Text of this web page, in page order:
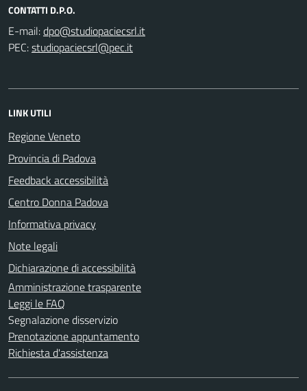
CONTATTI D.P.O.
E-mail:
PEC:
LINK UTILI
Regione Veneto
Provincia di Padova
Feedback accessibilità
Centro Donna Padova
Informativa privacy
Note legali
Dichiarazione di accessibilità
Amministrazione trasparente
Leggi le FAQ
Segnalazione disservizio
Prenotazione appuntamento
Richiesta d'assistenza